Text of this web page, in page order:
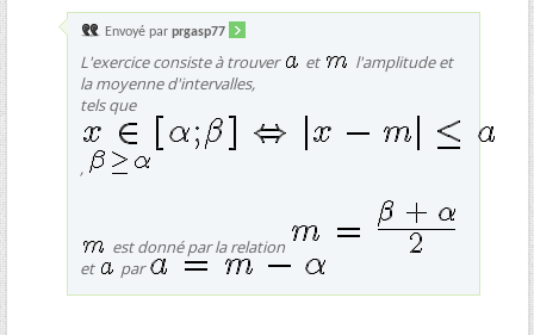
Envoyé par prgasp77
L'exercice consiste à trouver et
l'amplitude et
la moyenne d'intervalles,
tels que
,
est donné par la relation
et
par